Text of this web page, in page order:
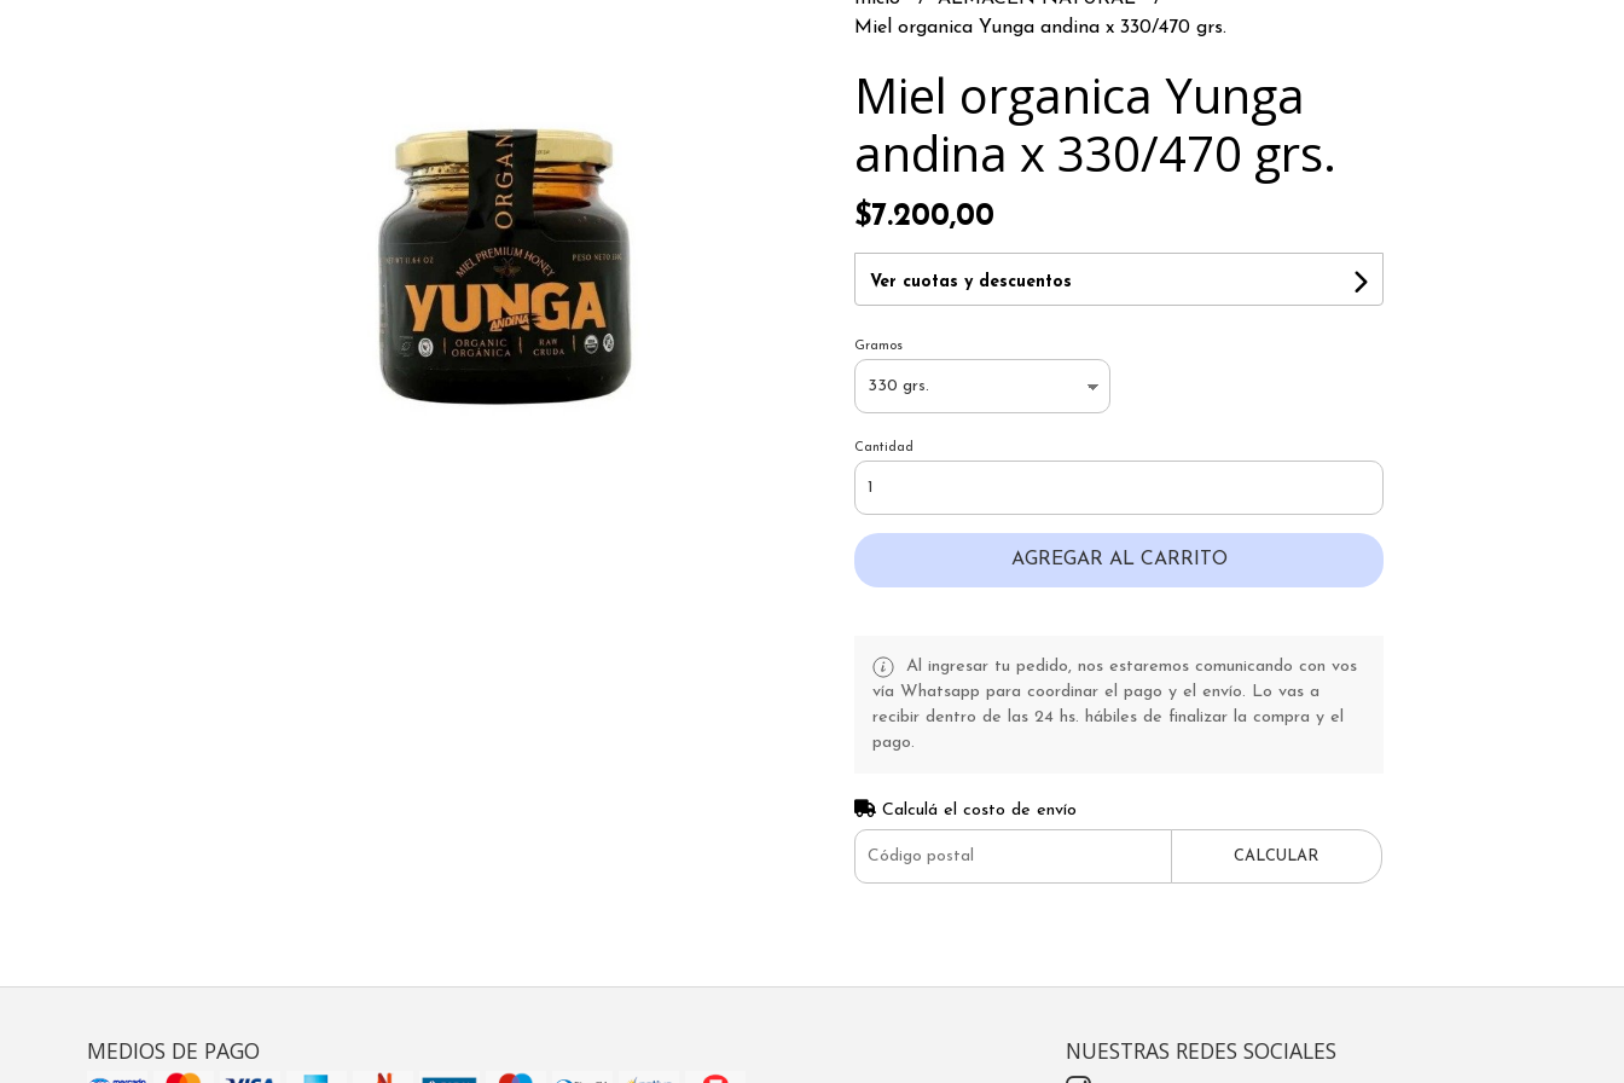
Miel organica Yunga andina x 330/470 grs.
Miel organica Yunga
andina x 330/470 grs.
$7.200,00
Ver cuotas y descuentos
Gramos
Cantidad
AGREGAR AL CARRITO
Al ingresar tu pedido, nos estaremos comunicando con vos
vía Whatsapp para coordinar el pago y el envío. Lo vas a
recibir dentro de las 24 hs. hábiles de finalizar la compra y el
pago.
Calculá el costo de envío
CALCULAR
MEDIOS DE PAGO NUESTRAS REDES SOCIALES